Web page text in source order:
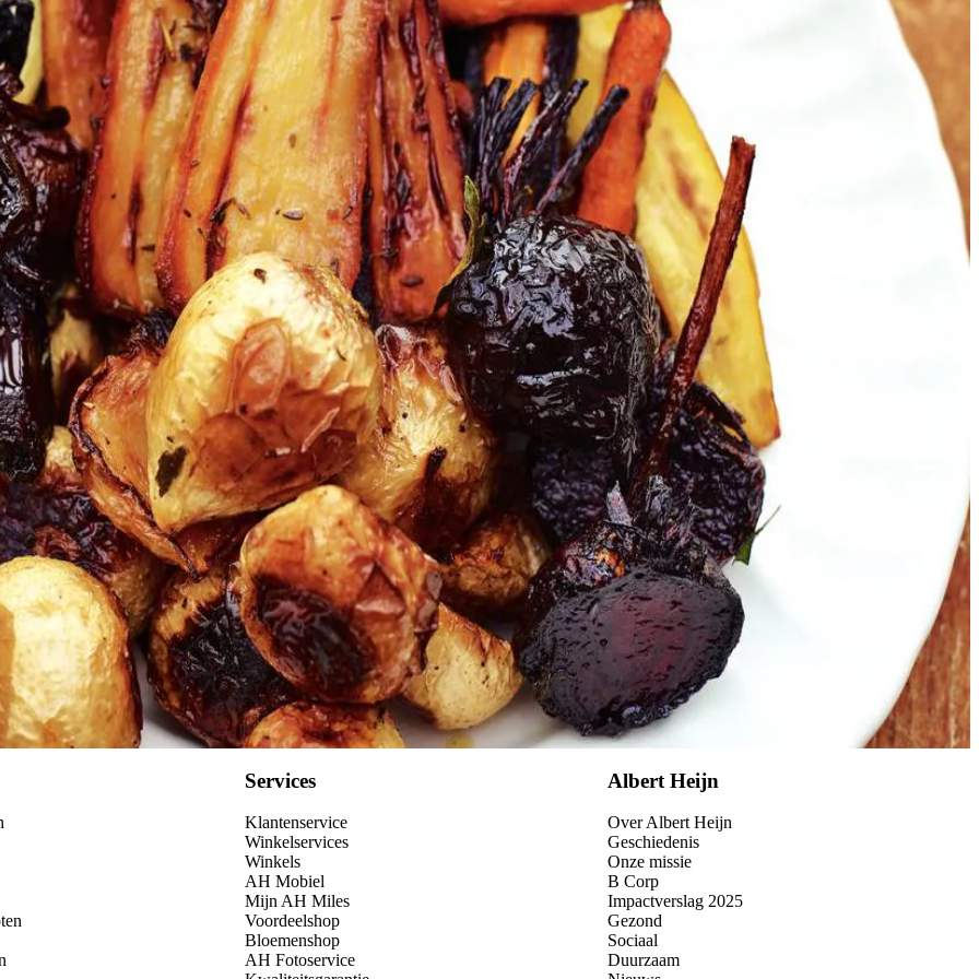
Kies producten
Wat vond je van dit recept?
Services
Klantenservice
Winkelservices
Winkels
AH Mobiel
Mijn AH Miles
Voordeelshop
Bloemenshop
AH Fotoservice
Albert Heijn
Over Albert Heijn
Geschiedenis
Onze missie
B Corp
Impactverslag 2025
Gezond
Sociaal
Duurzaam